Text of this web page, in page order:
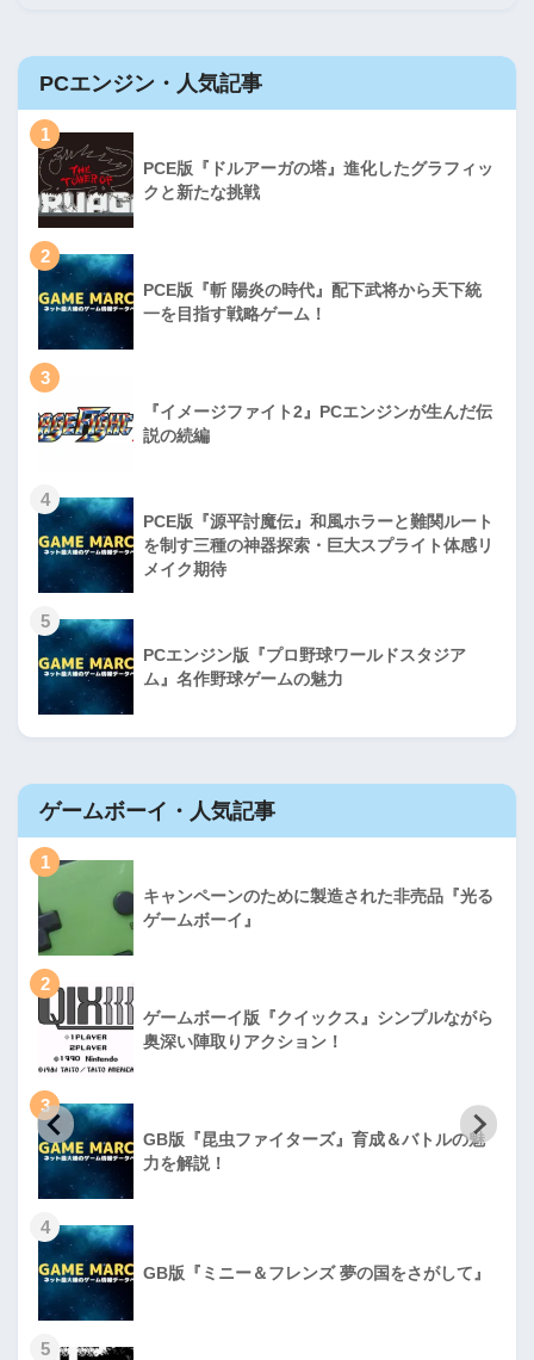
PCエンジン・人気記事
1
PCE版『ドルアーガの塔』進化したグラフィッ
クと新たな挑戦
2
PCE版『斬 陽炎の時代』配下武将から天下統
一を目指す戦略ゲーム！
3
『イメージファイト2』PCエンジンが生んだ伝
説の続編
4
PCE版『源平討魔伝』和風ホラーと難関ルート
を制す三種の神器探索・巨大スプライト体感リ
メイク期待
5
PCエンジン版『プロ野球ワールドスタジア
ム』名作野球ゲームの魅力
ゲームボーイ・人気記事
1
キャンペーンのために製造された非売品『光る
ゲームボーイ』
2
ゲームボーイ版『クイックス』シンプルながら
奥深い陣取りアクション！
3
GB版『昆虫ファイターズ』育成＆バトルの魅
力を解説！
4
GB版『ミニー＆フレンズ 夢の国をさがして』
5